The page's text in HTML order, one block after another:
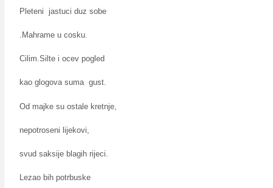
Pleteni jastuci duz sobe
.Mahrame u cosku.
Cilim.Silte i ocev pogled
kao glogova suma gust.
Od majke su ostale kretnje,
nepotroseni lijekovi,
svud saksije blagih rijeci.
Lezao bih potrbuske